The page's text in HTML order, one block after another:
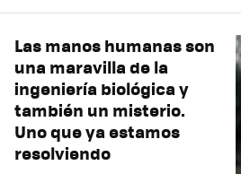
Las manos humanas son
una maravilla de la
ingeniería biológica y
también un misterio.
Uno que ya estamos
resolviendo